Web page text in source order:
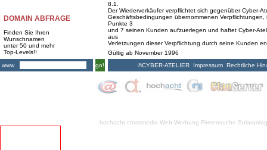
DOMAIN ABFRAGE
Finden Sie Ihren
Wunschnamen
unter 50 und mehr
Top-Levels!!
www .
go!
8.1.
Der Wiederverkäufer verpflichtet sich gegenüber Cyber-
Geschäftsbedingungen übernommenen
Punkte 3
und 7 seinen Kunden aufzuerlegen und haftet Cyber-
aus
Verletzungen dieser Verpflichtung durch seine Kunden
Gültig ab November 1996
©CYBER-ATELIER
Impressum Rechtliche
hochacht crossmedia Web-Werbung Firmensuche